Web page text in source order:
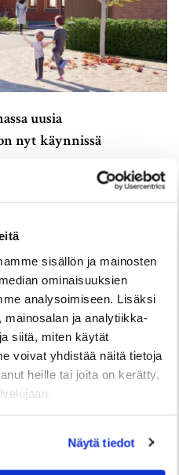
sisällön ja mainosten
ominaisuuksien
analysoimiseen. Lisäksi
mainosalan ja analytiikka-
siitä, miten käytät
voivat yhdistää näitä tietoja
heille tai joita on kerätty,
Näytä tiedot
uusia
nyt käynnissä
hakuajat alkavat